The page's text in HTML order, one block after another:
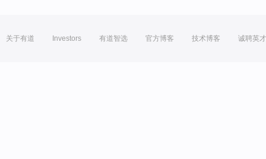
关于有道 Investors 有道智选 官方博客 技术博客 诚聘英才